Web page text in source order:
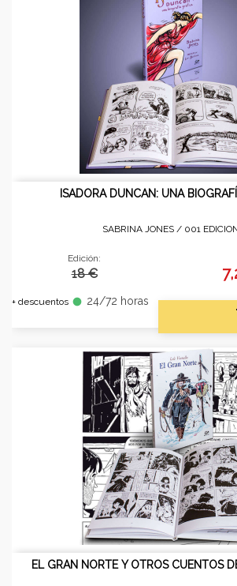
ISADORA DUNCAN: UNA
SABRINA JONES / 001
Edición:
18 €
+ descuentos fiber_manual_record 24/72 horas
EL GRAN NORTE Y OTROS CUENTOS